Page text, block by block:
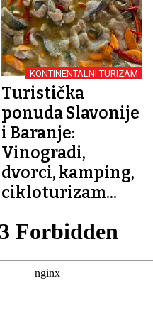
KONTINENTALNI TURIZAM
Turistička
ponuda Slavonije
i Baranje:
Vinogradi,
dvorci, kamping,
cikloturizam...